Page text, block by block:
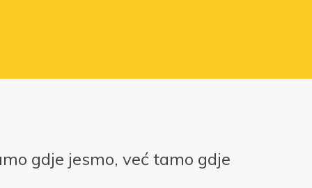
gdje jesmo, već tamo gdje